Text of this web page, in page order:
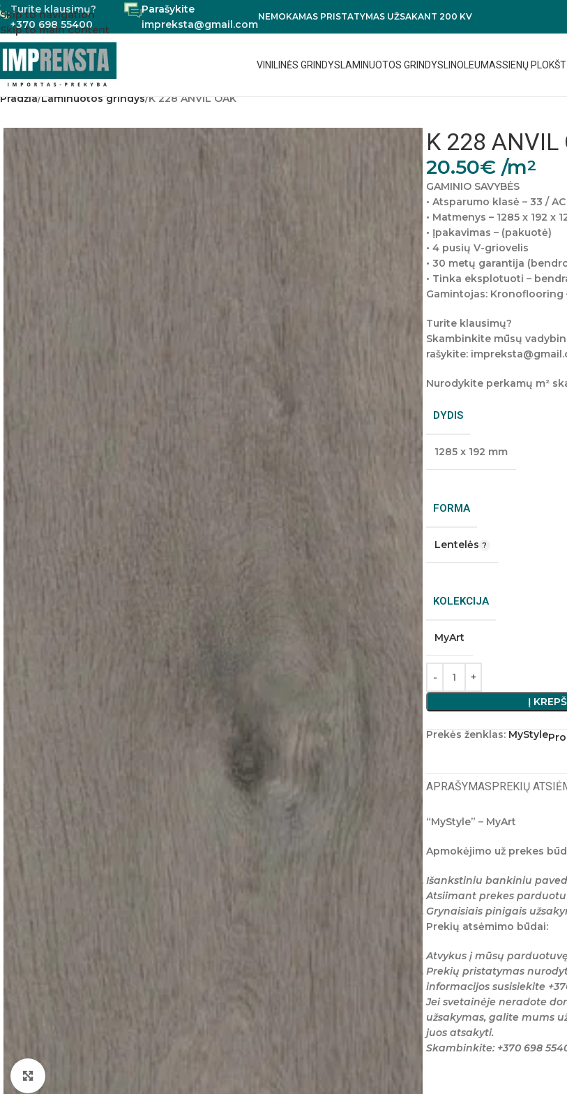
Skip to navigation
Skip to main content
Turite klausimų?
+370 698 55400
Parašykite
impreksta@gmail.com
NEMOKAMAS PRISTATYMAS UŽSAKANT 200 KV
VINILINĖS GRINDYS LAMINUOTOS GRINDYS LINOLEUMASSIENŲ
Pradžia Laminuotos grindys K 228 ANVIL OAK
K 228 ANVIL
20.50€ /m2
GAMINIO SAVYBĖS
• Atsparumo klasė – 33 / AC
• Matmenys – 1285 x 192 x
• Įpakavimas – (pakuotė)
• 4 pusių V-griovelis
• 30 metų garantija
• Tinka eksplotuoti –
Gamintojas: Kronoflooring
Turite klausimų?
Skambinkite mūsų
rašykite:
Nurodykite perkamų m²
DYDIS
1285 x 192 mm
FORMA
Lentelės
KOLEKCIJA
MyArt
Į
Prekės ženklas: MyStyle
APRAŠYMASPREKIŲ
“MyStyle” – MyArt
Apmokėjimo už prekes
Išankstiniu bankiniu
Atsiimant prekes
Grynaisiais pinigais
Prekių atsėmimo būdai:
Atvykus į mūsų
Prekių pristatymas
informacijos susisiekite
Jei svetainėje neradote
užsakymas, galite mums
juos atsakyti.
Skambinkite: +370 698